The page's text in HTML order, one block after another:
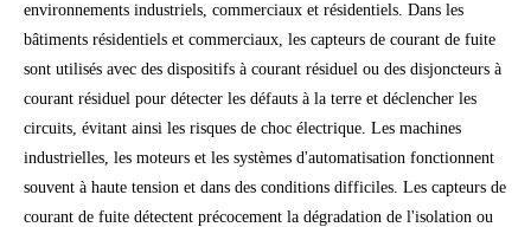
environnements industriels, commerciaux et résidentiels. Dans les
bâtiments résidentiels et commerciaux, les capteurs de courant de fuite
sont utilisés avec des dispositifs à courant résiduel ou des disjoncteurs à
courant résiduel pour détecter les défauts à la terre et déclencher les
circuits, évitant ainsi les risques de choc électrique. Les machines
industrielles, les moteurs et les systèmes d'automatisation fonctionnent
souvent à haute tension et dans des conditions difficiles. Les capteurs de
courant de fuite détectent précocement la dégradation de l'isolation ou